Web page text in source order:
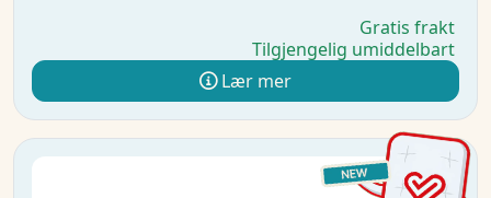
Gratis frakt
Tilgjengelig umiddelbart
Lær mer